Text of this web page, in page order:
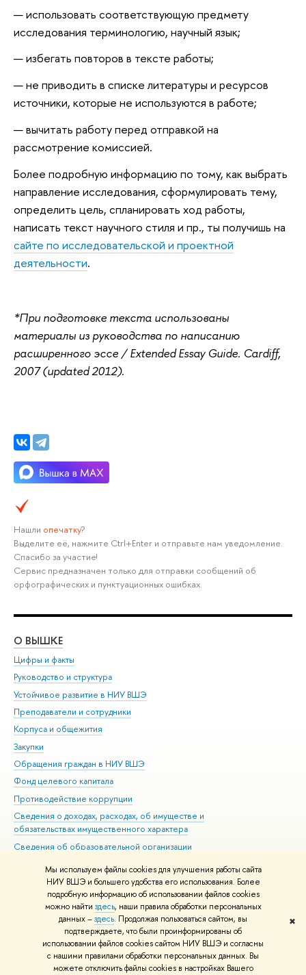
Мы используем файлы cookies для улучшения работы сайта
НИУ ВШЭ и большего удобства его использования. Более
подробную информацию об использовании файлов cookies
можно найти здесь, наши правила обработки персональных
данных –здесь. Продолжая пользоваться сайтом, вы
подтверждаете, что были проинформированы об
использовании файлов cookies сайтом НИУ ВШЭ и согласны
с нашими правилами обработки персональных данных. Вы
можете отключить файлы cookies в настройках Вашего
✖
использовать соответствующую предмету
исследования терминологию, научный язык;
избегать повторов в тексте работы;
не приводить в списке литературы и ресурсов
источники, которые не используются в работе;
вычитать работу перед отправкой на
рассмотрение комиссией.
Более подробную информацию по тому, как выбрать
направление исследования, сформулировать тему,
определить цель, спланировать ход работы,
написать текст научного стиля и пр., ты получишь на
сайте по исследовательской и проектной
деятельности.
*При подготовке текста использованы
материалы из руководства по написанию
расширенного эссе / Extended Essay Guide. Cardiff,
2007 (updated 2012).
Нашли опечатку?
Выделите её, нажмите Ctrl+Enter и отправьте нам уведомление.
Спасибо за участие!
Сервис предназначен только для отправки сообщений об
орфографических и пунктуационных ошибках.
О ВЫШКЕ
Цифры и факты
Руководство и структура
Устойчивое развитие в НИУ ВШЭ
Преподаватели и сотрудники
Корпуса и общежития
Закупки
Обращения граждан в НИУ ВШЭ
Фонд целевого капитала
Противодействие коррупции
Сведения о доходах, расходах, об имуществе и
обязательствах имущественного характера
Сведения об образовательной организации
Людям с ограниченными возможностями здоровья
Единая платежная страница
Работа в Вышке
© НИУ ВШЭ 1993–2026 Адреса и контакты Условия использования
материалов Политика конфиденциальности Карта сайта
Шрифты HSE Sans и HSE Slab разработаны вШколе дизайна НИУ ВШЭ